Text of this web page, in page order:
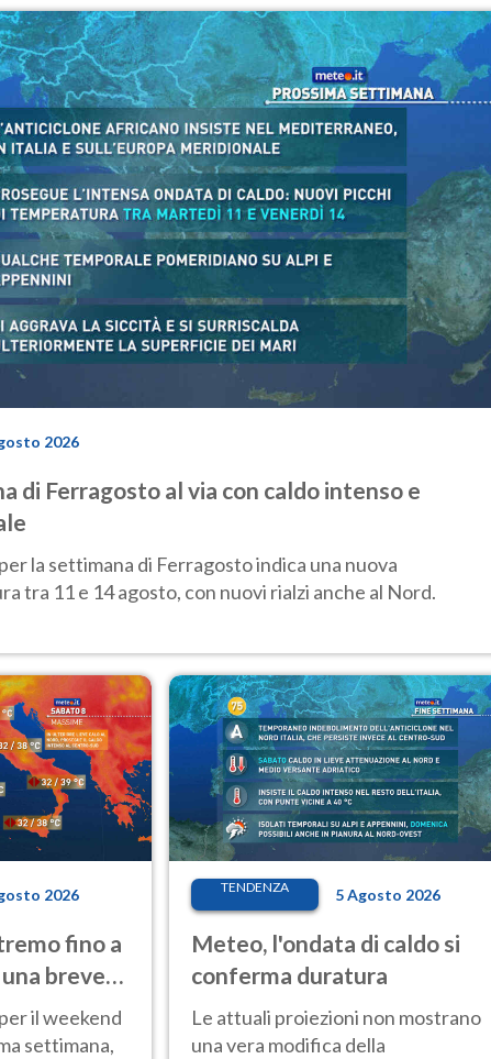
2026
di Ferragosto al via con caldo intenso e
la settimana di Ferragosto indica una nuova
tra 11 e 14 agosto, con nuovi rialzi anche al Nord.
2026
fino a
breve
il weekend
settimana,
TENDENZA 5 Agosto 2026
Meteo, l'ondata di caldo si
conferma duratura
Le attuali proiezioni non mostrano
una vera modifica della